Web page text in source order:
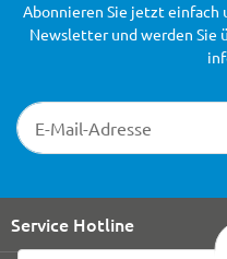
Newsletter-Registrierung
Abonnieren Sie jetzt einfach
Newsletter und werden Sie
Service Hotline